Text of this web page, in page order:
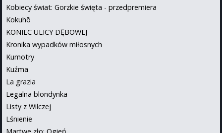
Kobiecy świat: Gorzkie święta - przedpremiera
Kokuhō
KONIEC ULICY DĘBOWEJ
Kronika wypadków miłosnych
Kumotry
Kuźma
La grazia
Legalna blondynka
Listy z Wilczej
Lśnienie
Martwe zło: Ogień